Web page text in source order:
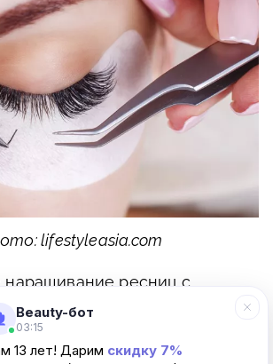
lifestyleasia.com
наращивание ресниц с
проводится по схеме, где
фиксируются на внешних
Beauty-бот
03:15
13 лет! Дарим скидку 7%